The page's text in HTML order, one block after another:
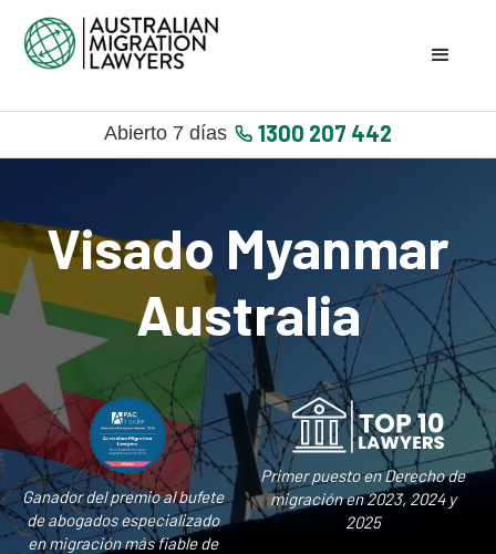
Abierto 7 días 1300 207 442
Visado Myanmar
Australia
Ganador del premio al bufete
de abogados especializado
en migración más fiable de
Primer puesto en Derecho de
migración en 2023, 2024 y
2025